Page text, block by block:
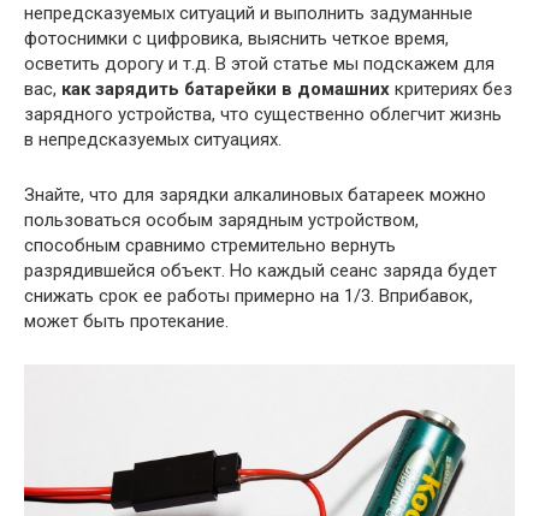
непредсказуемых ситуаций и выполнить задуманные
фотоснимки с цифровика, выяснить четкое время,
осветить дорогу и т.д. В этой статье мы подскажем для
вас, как зарядить батарейки в домашних критериях без
зарядного устройства, что существенно облегчит жизнь
в непредсказуемых ситуациях.
Знайте, что для зарядки алкалиновых батареек можно
пользоваться особым зарядным устройством,
способным сравнимо стремительно вернуть
разрядившейся объект. Но каждый сеанс заряда будет
снижать срок ее работы примерно на 1/3. Вприбавок,
может быть протекание.